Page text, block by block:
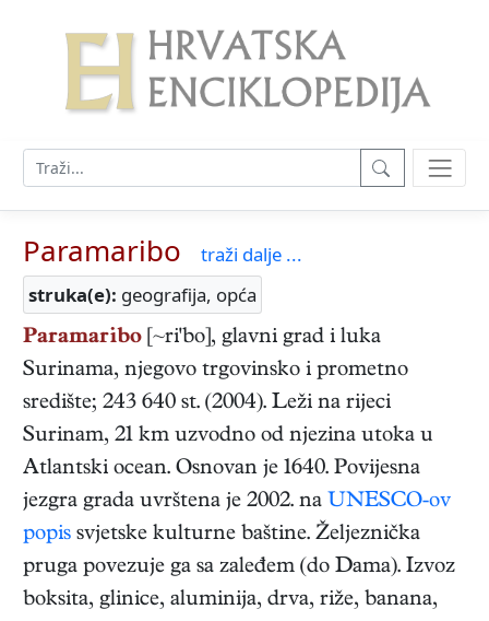
Paramaribo
traži dalje ...
struka(e): geografija, opća
Paramaribo [~ri'bo], glavni grad i luka
Surinama, njegovo trgovinsko i prometno
središte; 243 640 st. (2004). Leži na rijeci
Surinam, 21 km uzvodno od njezina utoka u
Atlantski ocean. Osnovan je 1640. Povijesna
jezgra grada uvrštena je 2002. na UNESCO-ov
popis svjetske kulturne baštine. Željeznička
pruga povezuje ga sa zaleđem (do Dama). Izvoz
boksita, glinice, aluminija, drva, riže, banana,